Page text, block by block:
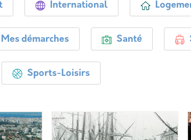
International
Mes démarches Santé
Sports-Loisirs